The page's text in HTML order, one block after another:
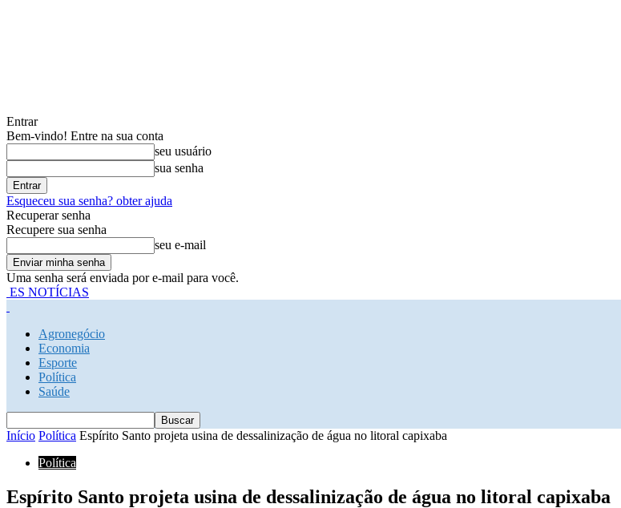
Entrar
Bem-vindo! Entre na sua conta
seu usuário
sua senha
Esqueceu sua senha? obter ajuda
Recuperar senha
Recupere sua senha
seu e-mail
Uma senha será enviada por e-mail para você.
ES NOTÍCIAS
Agronegócio
Economia
Esporte
Política
Saúde
Início Política Espírito Santo projeta usina de dessalinização de água no litoral capixaba
Política
Espírito Santo projeta usina de dessalinização de água no litoral capixaba